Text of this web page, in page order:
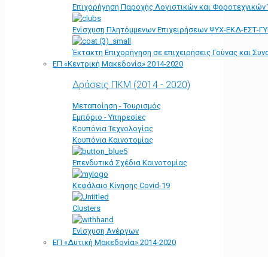
Επιχορήγηση Παροχής Λογιστικών και
Ενίσχυση Πλητόμμενων Επιχειρήσεων ΨΥΧ-ΕΚΔ-ΕΣΤ-
Έκτακτη Επιχορήγηση σε επιχειρήσεις Γούνας και
ΕΠ «Kεντρική Μακεδονία» 2014-2020
Δράσεις ΠΚΜ (2014 - 2020)
Μεταποίηση - Τουρισμός
Εμπόριο - Υπηρεσίες
Κουπόνια Τεχνολογίας
Κουπόνια Καινοτομίας
Επενδυτικά Σχέδια Καινοτομίας
Κεφάλαιο Κίνησης Covid-19
Clusters
Ενίσχυση Ανέργων
ΕΠ «Δυτική Μακεδονία» 2014-2020